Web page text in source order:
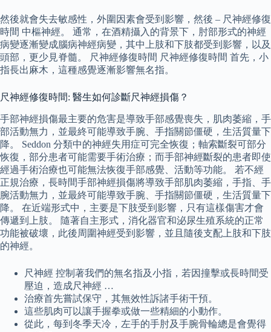
然後就會失去敏感性，外圍因素會受到影響，然後 – 尺神經修復
時間 中樞神經。 通常，在酒精攝入的背景下，肘部形式的神經
病變逐漸變成腦病神經病變，其中上肢和下肢都受到影響，以及
頭部，更少見脊髓。 尺神經修復時間 尺神經修復時間 首先，小
指長出麻木，這種感覺逐漸影響無名指。
尺神經修復時間: 醫生如何診斷尺神經損傷？
手部神經損傷最主要的危害是導致手部感覺喪失，肌肉萎縮，手
部活動無力，並最終可能導致手腕、手指關節僵硬，生活質量下
降。 Seddon 分類中的神經失用症可完全恢復；軸索斷裂可部分
恢復，部分患者可能需要手術治療；而手部神經斷裂的患者即使
經過手術治療也可能無法恢復手部感覺、活動等功能。 若不經
正規治療，長時間手部神經損傷將導致手部肌肉萎縮，手指、手
腕活動無力，並最終可能導致手腕、手指關節僵硬，生活質量下
降。 在近端形式中，主要是下肢受到影響，只有這樣傷害才會
傳遞到上肢。 隨著自主形式，消化器官和泌尿生殖系統的正常
功能被破壞，此後周圍神經受到影響，並且隨後支配上肢和下肢
的神經。
尺神經 控制著我們的無名指及小指，若因撞擊或長時間受
壓迫，造成尺神經 …
治療首先嘗試保守，其無效性訴諸手術干預。
這些肌肉可以讓手握拳或做一些精細的小動作。
從此，每到冬季天冷，左手的手肘及手腕骨輪總是會覺得